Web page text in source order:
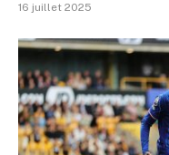
16 juillet 2025